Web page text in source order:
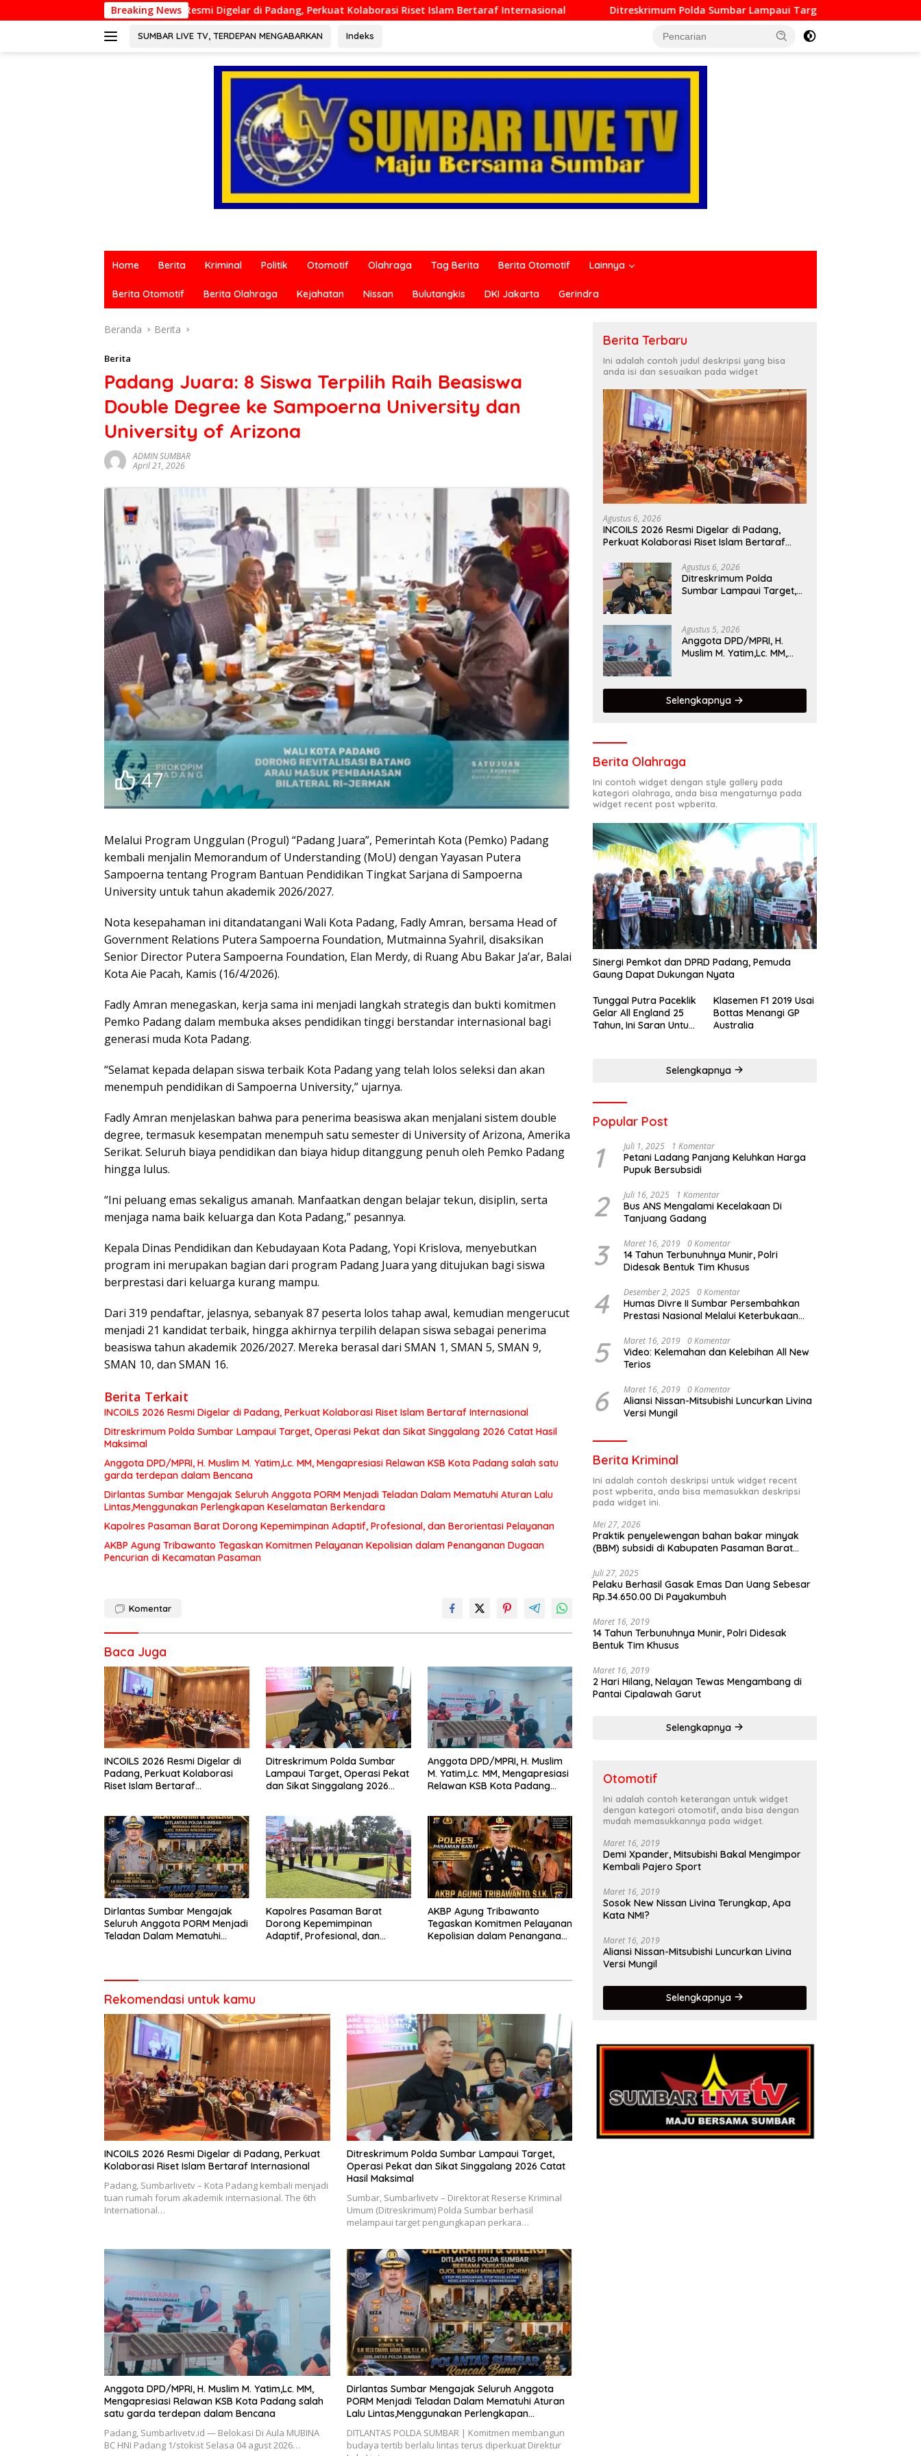
ke
Breaking News
2026 Resmi Digelar di Padang, Perkuat Kolaborasi Riset Islam Bertaraf Internasional Ditreskrimum Polda Sumbar Lampaui Target, Operasi Pekat dan Sikat Singgalang 2026 Catat
SUMBAR LIVE TV, TERDEPAN MENGABARKAN Indeks
terkini
berbagai
indonesia
dari
politik,
mapun
budaya
serta
berita
terbaru
lainnya
sumbar
tv
live
Home Berita Kriminal Politik Otomotif Olahraga Tag Berita Berita Otomotif Lainnya
Berita Otomotif Berita Olahraga Kejahatan Nissan Bulutangkis DKI Jakarta Gerindra
Beranda Berita
Berita
Padang Juara: 8 Siswa Terpilih Raih Beasiswa
Double Degree ke Sampoerna University dan
University of Arizona
ADMIN SUMBAR
April 21, 2026
Melalui Program Unggulan (Progul) “Padang Juara”, Pemerintah Kota (Pemko) Padang
kembali menjalin Memorandum of Understanding (MoU) dengan Yayasan Putera
Sampoerna tentang Program Bantuan Pendidikan Tingkat Sarjana di Sampoerna
University untuk tahun akademik 2026/2027.
Nota kesepahaman ini ditandatangani Wali Kota Padang, Fadly Amran, bersama Head of
Government Relations Putera Sampoerna Foundation, Mutmainna Syahril, disaksikan
Senior Director Putera Sampoerna Foundation, Elan Merdy, di Ruang Abu Bakar Ja’ar, Balai
Kota Aie Pacah, Kamis (16/4/2026).
Fadly Amran menegaskan, kerja sama ini menjadi langkah strategis dan bukti komitmen
Pemko Padang dalam membuka akses pendidikan tinggi berstandar internasional bagi
generasi muda Kota Padang.
“Selamat kepada delapan siswa terbaik Kota Padang yang telah lolos seleksi dan akan
menempuh pendidikan di Sampoerna University,” ujarnya.
Fadly Amran menjelaskan bahwa para penerima beasiswa akan menjalani sistem double
degree, termasuk kesempatan menempuh satu semester di University of Arizona, Amerika
Serikat. Seluruh biaya pendidikan dan biaya hidup ditanggung penuh oleh Pemko Padang
hingga lulus.
“Ini peluang emas sekaligus amanah. Manfaatkan dengan belajar tekun, disiplin, serta
menjaga nama baik keluarga dan Kota Padang,” pesannya.
Kepala Dinas Pendidikan dan Kebudayaan Kota Padang, Yopi Krislova, menyebutkan
program ini merupakan bagian dari program Padang Juara yang ditujukan bagi siswa
berprestasi dari keluarga kurang mampu.
Dari 319 pendaftar, jelasnya, sebanyak 87 peserta lolos tahap awal, kemudian mengerucut
menjadi 21 kandidat terbaik, hingga akhirnya terpilih delapan siswa sebagai penerima
beasiswa tahun akademik 2026/2027. Mereka berasal dari SMAN 1, SMAN 5, SMAN 9,
SMAN 10, dan SMAN 16.
Berita Terkait
INCOILS 2026 Resmi Digelar di Padang, Perkuat Kolaborasi Riset Islam Bertaraf Internasional
Ditreskrimum Polda Sumbar Lampaui Target, Operasi Pekat dan Sikat Singgalang 2026 Catat Hasil
Maksimal
Anggota DPD/MPRI, H. Muslim M. Yatim,Lc. MM, Mengapresiasi Relawan KSB Kota Padang salah satu
garda terdepan dalam Bencana
Dirlantas Sumbar Mengajak Seluruh Anggota PORM Menjadi Teladan Dalam Mematuhi Aturan Lalu
Lintas,Menggunakan Perlengkapan Keselamatan Berkendara
Kapolres Pasaman Barat Dorong Kepemimpinan Adaptif, Profesional, dan Berorientasi Pelayanan
AKBP Agung Tribawanto Tegaskan Komitmen Pelayanan Kepolisian dalam Penanganan Dugaan
Pencurian di Kecamatan Pasaman
Komentar
Baca Juga
INCOILS 2026 Resmi Digelar di
Padang, Perkuat Kolaborasi
Riset Islam Bertaraf
Ditreskrimum Polda Sumbar
Lampaui Target, Operasi Pekat
dan Sikat Singgalang 2026
Anggota DPD/MPRI, H. Muslim
M. Yatim,Lc. MM, Mengapresiasi
Relawan KSB Kota Padang
Dirlantas Sumbar Mengajak
Seluruh Anggota PORM Menjadi
Teladan Dalam Mematuhi
Berkendara
Kapolres Pasaman Barat
Dorong Kepemimpinan
Adaptif, Profesional, dan
AKBP Agung Tribawanto
Tegaskan Komitmen Pelayanan
Kepolisian dalam Penanganan
Rekomendasi untuk kamu
INCOILS 2026 Resmi Digelar di Padang, Perkuat
Kolaborasi Riset Islam Bertaraf Internasional
Padang, Sumbarlivetv – Kota Padang kembali menjadi
tuan rumah forum akademik internasional. The 6th
International…
Ditreskrimum Polda Sumbar Lampaui Target,
Operasi Pekat dan Sikat Singgalang 2026 Catat
Hasil Maksimal
Sumbar, Sumbarlivetv – Direktorat Reserse Kriminal
Umum (Ditreskrimum) Polda Sumbar berhasil
melampaui target pengungkapan perkara…
Anggota DPD/MPRI, H. Muslim M. Yatim,Lc. MM,
Mengapresiasi Relawan KSB Kota Padang salah
satu garda terdepan dalam Bencana
Padang, Sumbarlivetv.id — Belokasi Di Aula MUBINA
BC HNI Padang 1/stokist Selasa 04 agust 2026…
Dirlantas Sumbar Mengajak Seluruh Anggota
PORM Menjadi Teladan Dalam Mematuhi Aturan
Lalu Lintas,Menggunakan Perlengkapan
DITLANTAS POLDA SUMBAR | Komitmen membangun
budaya tertib berlalu lintas terus diperkuat Direktur
Berita Terbaru
Ini adalah contoh judul deskripsi yang bisa
anda isi dan sesuaikan pada widget
Agustus 6, 2026
INCOILS 2026 Resmi Digelar di Padang,
Perkuat Kolaborasi Riset Islam Bertaraf
Agustus 6, 2026
Ditreskrimum Polda
Sumbar Lampaui Target,
Hasil Maksimal
Agustus 5, 2026
Anggota DPD/MPRI, H.
Muslim M. Yatim,Lc. MM,
satu garda terdepan
dalam Bencana
Selengkapnya
Berita Olahraga
Ini contoh widget dengan style gallery pada
kategori olahraga, anda bisa mengaturnya pada
widget recent post wpberita.
Sinergi Pemkot dan DPRD Padang, Pemuda
Gaung Dapat Dukungan Nyata
Tunggal Putra Paceklik
Gelar All England 25
Tahun, Ini Saran Untuk
Klasemen F1 2019 Usai
Bottas Menangi GP
Australia
Selengkapnya
Popular Post
1 Juli 1, 2025 1 Komentar
Petani Ladang Panjang Keluhkan Harga
Pupuk Bersubsidi
2 Juli 16, 2025 1 Komentar
Bus ANS Mengalami Kecelakaan Di
Tanjuang Gadang
3 Maret 16, 2019 0 Komentar
14 Tahun Terbunuhnya Munir, Polri
Didesak Bentuk Tim Khusus
4 Desember 2, 2025 0 Komentar
Humas Divre II Sumbar Persembahkan
Prestasi Nasional Melalui Keterbukaan
5 Maret 16, 2019 0 Komentar
Video: Kelemahan dan Kelebihan All New
Terios
6 Maret 16, 2019 0 Komentar
Aliansi Nissan-Mitsubishi Luncurkan Livina
Versi Mungil
Berita Kriminal
Ini adalah contoh deskripsi untuk widget recent
post wpberita, anda bisa memasukkan deskripsi
pada widget ini.
Mei 27, 2026
Praktik penyelewengan bahan bakar minyak
(BBM) subsidi di Kabupaten Pasaman Barat
Juli 27, 2025
Pelaku Berhasil Gasak Emas Dan Uang Sebesar
Rp.34.650.00 Di Payakumbuh
Maret 16, 2019
14 Tahun Terbunuhnya Munir, Polri Didesak
Bentuk Tim Khusus
Maret 16, 2019
2 Hari Hilang, Nelayan Tewas Mengambang di
Pantai Cipalawah Garut
Selengkapnya
Otomotif
Ini adalah contoh keterangan untuk widget
dengan kategori otomotif, anda bisa dengan
mudah memasukkannya pada widget.
Maret 16, 2019
Demi Xpander, Mitsubishi Bakal Mengimpor
Kembali Pajero Sport
Maret 16, 2019
Sosok New Nissan Livina Terungkap, Apa
Kata NMI?
Maret 16, 2019
Aliansi Nissan-Mitsubishi Luncurkan Livina
Versi Mungil
Selengkapnya